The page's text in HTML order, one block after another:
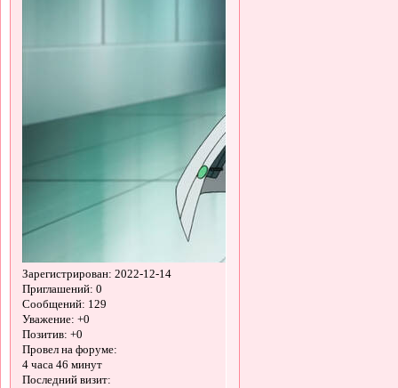
Зарегистрирован: 2022-12-14
Приглашений: 0
Сообщений: 129
Уважение: +0
Позитив: +0
Провел на форуме:
4 часа 46 минут
Последний визит: